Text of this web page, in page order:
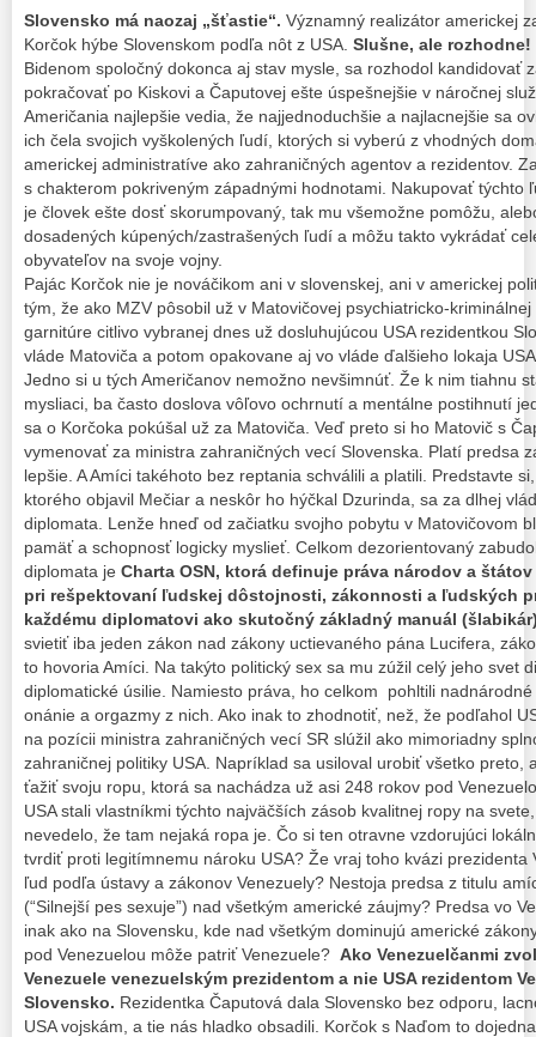
Slovensko má naozaj „šťastie“. Významný realizátor americkej
Korčok hýbe Slovenskom podľa nôt z USA. Slušne, ale rozhodne!
Bidenom spoločný dokonca aj stav mysle, sa rozhodol kandidovať
pokračovať po Kiskovi a Čaputovej ešte úspešnejšie v náročnej
Američania najlepšie vedia, že najjednoduchšie a najlacnejšie sa
ich čela svojich vyškolených ľudí, ktorých si vyberú z vhodných
americkej administratíve ako zahraničných agentov a rezidentov.
s chakterom pokriveným západnými hodnotami. Nakupovať týchto
je človek ešte dosť skorumpovaný, tak mu všemožne pomôžu,
dosadených kúpených/zastrašených ľudí a môžu takto vykrádať
obyvateľov na svoje vojny.
Pajác Korčok nie je nováčikom ani v slovenskej, ani v americkej
tým, že ako MZV pôsobil už v Matovičovej psychiatricko-
garnitúre citlivo vybranej dnes už dosluhujúcou USA rezidentkou
vláde Matoviča a potom opakovane aj vo vláde ďalšieho lokaja
Jedno si u tých Američanov nemožno nevšimnúť. Že k nim tiahnu
mysliaci, ba často doslova vôľovo ochrnutí a mentálne postihnutí
sa o Korčoka pokúšal už za Matoviča. Veď preto si ho Matovič s
vymenovať za ministra zahraničných vecí Slovenska. Platí predsa
lepšie. A Amíci takéhoto bez reptania schválili a platili. Predstavte
ktorého objavil Mečiar a neskôr ho hýčkal Dzurinda, sa za dlhej
diplomata. Lenže hneď od začiatku svojho pobytu v Matovičovom
pamäť a schopnosť logicky myslieť. Celkom dezorientovaný
diplomata je Charta OSN, ktorá definuje práva národov a
pri rešpektovaní ľudskej dôstojnosti, zákonnosti a ľudských
každému diplomatovi ako skutočný základný manuál
svietiť iba jeden zákon nad zákony uctievaného pána Lucifera,
to hovoria Amíci. Na takýto politický sex sa mu zúžil celý jeho svet
diplomatické úsilie. Namiesto práva, ho celkom pohltili
onánie a orgazmy z nich. Ako inak to zhodnotiť, než, že podľahol
na pozícii ministra zahraničných vecí SR slúžil ako mimoriadny
zahraničnej politiky USA. Napríklad sa usiloval urobiť všetko preto,
ťažiť svoju ropu, ktorá sa nachádza už asi 248 rokov pod
USA stali vlastníkmi týchto najväčších zásob kvalitnej ropy na
nevedelo, že tam nejaká ropa je. Čo si ten otravne vzdorujúci
tvrdiť proti legitímnemu nároku USA? Že vraj toho kvázi prezidenta
ľud podľa ústavy a zákonov Venezuely? Nestoja predsa z titulu
(“Silnejší pes sexuje”) nad všetkým americké záujmy? Predsa vo
inak ako na Slovensku, kde nad všetkým dominujú americké
pod Venezuelou môže patriť Venezuele? Ako Venezuelčanmi
Venezuele venezuelským prezidentom a nie USA rezidentom
Slovensko. Rezidentka Čaputová dala Slovensko bez odporu,
USA vojskám, a tie nás hladko obsadili. Korčok s Naďom to